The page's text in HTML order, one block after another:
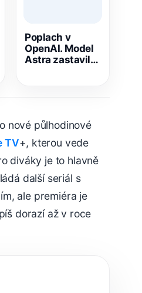
Poplach v
OpenAI. Model
Astra zastavili
nové půlhodinové
TV+, kterou vede
diváky je to hlavně
další seriál s
ale premiéra je
dorazí až v roce